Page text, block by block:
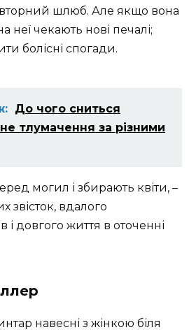
шлюб. Але якщо вона
неї чекають нові печалі;
болісні спогади.
До чого сниться
тлумачення за різними
могил і збирають квіти, –
звісток, вдалого
довгого життя в оточенні